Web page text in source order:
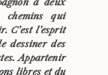
chemins qui
C’est l’esprit
dessiner des
Appartenir
libres et du